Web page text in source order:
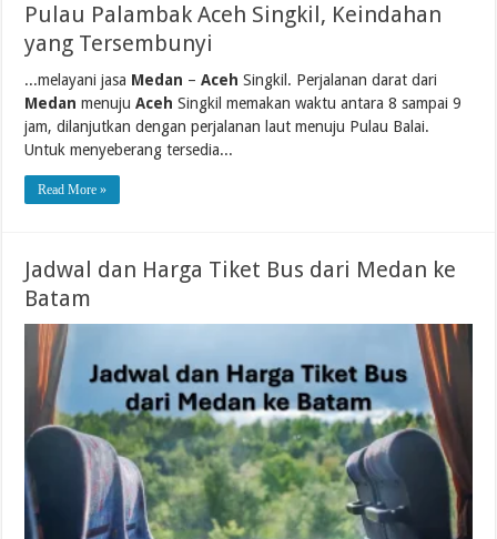
Pulau Palambak Aceh Singkil, Keindahan
yang Tersembunyi
...melayani jasa Medan –Aceh Singkil. Perjalanan darat dari
Medan menujuAceh Singkil memakan waktu antara 8 sampai 9
jam, dilanjutkan dengan perjalanan laut menuju Pulau Balai.
Untuk menyeberang tersedia...
Read More »
Jadwal dan Harga Tiket Bus dari Medan ke
Batam